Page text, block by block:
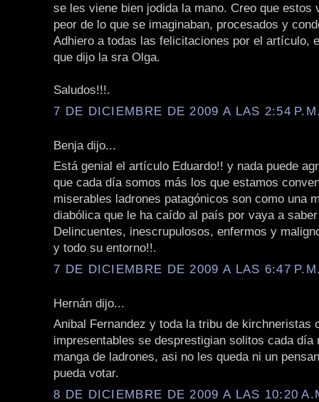
se les viene bien jodida la mano. Creo que estos
peor de lo que se imaginaban, procesados y
Adhiero a todas las felicitaciones por el artículo,
que dijo la sra Olga.
Saludos!!!.
7 DE DICIEMBRE DE 2009 A LAS 2:54
Benja dijo...
Está genial el artículo Eduardo!! y nada puede
que cada día somos más los que estamos
miserables ladrones patagónicos son como una
diabólica que le ha caído al país por vaya a
Delincuentes, inescrupulosos, enfermos y
y todo su entorno!!.
7 DE DICIEMBRE DE 2009 A LAS 6:47
Hernán dijo...
Anibal Fernandez y toda la tribu de kirchneristas
impresentables se desprestigian solitos cada día
manga de ladrones, asi no les queda ni un
pueda votar.
8 DE DICIEMBRE DE 2009 A LAS 10:20